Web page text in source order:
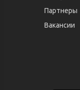
Партнеры
Вакансии